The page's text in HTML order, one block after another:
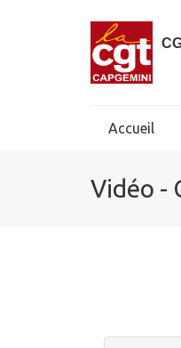
Accueil
Vidéo -